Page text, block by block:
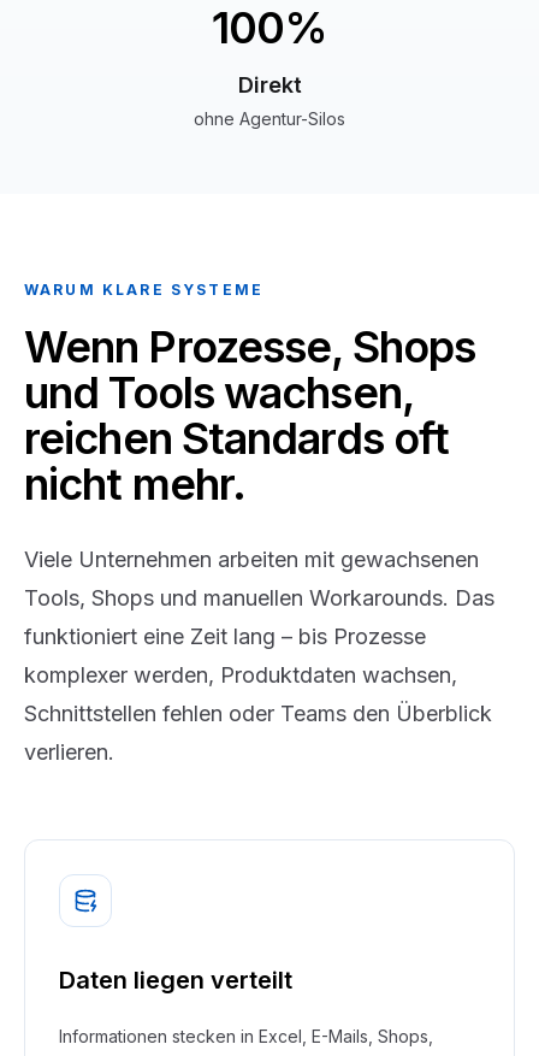
100%
Direkt
ohne Agentur-Silos
WARUM KLARE SYSTEME
Wenn Prozesse, Shops
und Tools wachsen,
reichen Standards oft
nicht mehr.
Viele Unternehmen arbeiten mit gewachsenen
Tools, Shops und manuellen Workarounds. Das
funktioniert eine Zeit lang – bis Prozesse
komplexer werden, Produktdaten wachsen,
Schnittstellen fehlen oder Teams den Überblick
verlieren.
Daten liegen verteilt
Informationen stecken in Excel, E-Mails, Shops,